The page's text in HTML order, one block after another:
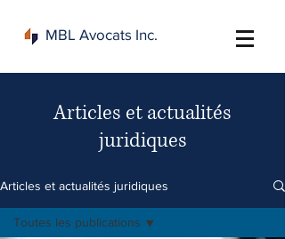
MBL Avocats Inc.
Articles et actualités
juridiques
Articles et actualités juridiques
Toutes les publications